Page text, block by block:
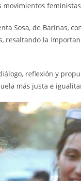
Sosa, de Barinas,
resaltando la
reflexión y
más justa e